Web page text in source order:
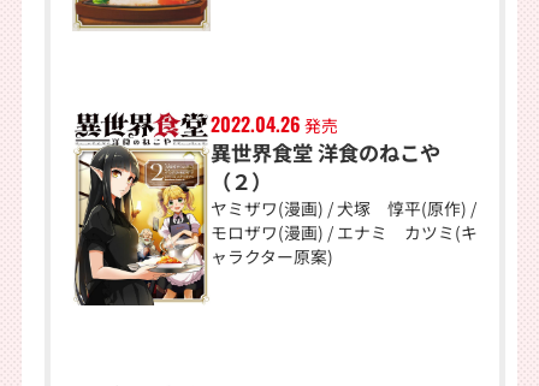
2022.04.26 発売
異世界食堂 洋食のねこや
（２）
ヤミザワ(漫画) / 犬塚 惇平(原作) /
モロザワ(漫画) / エナミ カツミ(キ
ャラクター原案)